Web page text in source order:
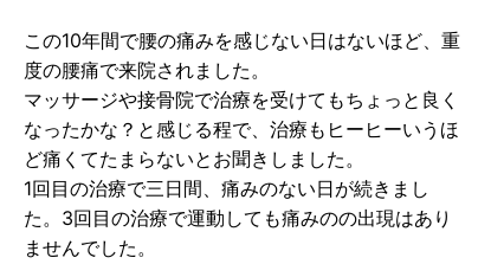
この10年間で腰の痛みを感じない日はないほど、重
度の腰痛で来院されました。
マッサージや接骨院で治療を受けてもちょっと良く
なったかな？と感じる程で、治療もヒーヒーいうほ
ど痛くてたまらないとお聞きしました。
1回目の治療で三日間、痛みのない日が続きまし
た。3回目の治療で運動しても痛みのの出現はあり
ませんでした。